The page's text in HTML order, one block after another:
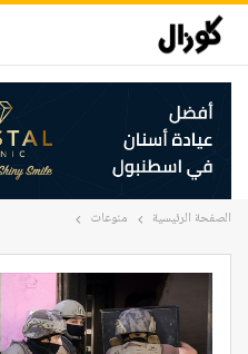
الصفحة الرئيسية منوعات